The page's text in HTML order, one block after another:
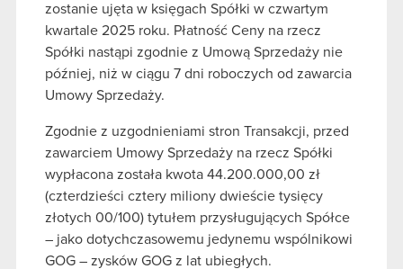
zostanie ujęta w księgach Spółki w czwartym
kwartale 2025 roku. Płatność Ceny na rzecz
Spółki nastąpi zgodnie z Umową Sprzedaży nie
później, niż w ciągu 7 dni roboczych od zawarcia
Umowy Sprzedaży.
Zgodnie z uzgodnieniami stron Transakcji, przed
zawarciem Umowy Sprzedaży na rzecz Spółki
wypłacona została kwota 44.200.000,00 zł
(czterdzieści cztery miliony dwieście tysięcy
złotych 00/100) tytułem przysługujących Spółce
– jako dotychczasowemu jedynemu wspólnikowi
GOG – zysków GOG z lat ubiegłych.